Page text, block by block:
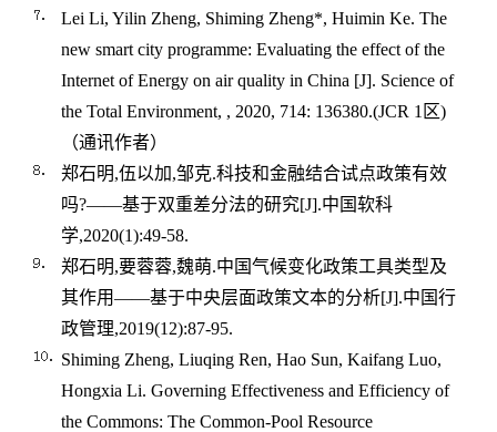
Lei Li, Yilin Zheng, Shiming Zheng*, Huimin Ke. The
new smart city programme: Evaluating the effect of the
Internet of Energy on air quality in China [J]. Science of
the Total Environment, , 2020, 714: 136380.(JCR 1 区)
（通讯作者）
郑石明,伍以加,邹克.科技和金融结合试点政策有效
吗?——基于双重差分法的研究[J].中国软科
学,2020(1):49-58.
郑石明,要蓉蓉,魏萌.中国气候变化政策工具类型及
其作用——基于中央层面政策文本的分析[J].中国行
政管理,2019(12):87-95.
Shiming Zheng, Liuqing Ren, Hao Sun, Kaifang Luo,
Hongxia Li. Governing Effectiveness and Efficiency of
the Commons: The Common-Pool Resource